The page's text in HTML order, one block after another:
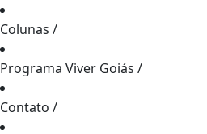
Colunas /
Programa Viver Goiás /
Contato /